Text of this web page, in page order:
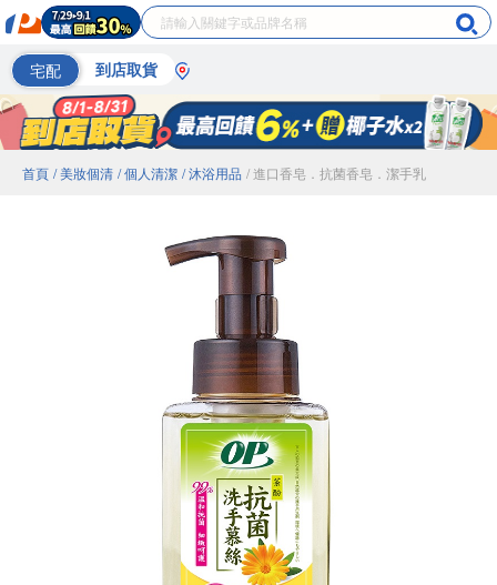
宅配 到店取貨
首頁 / 美妝個清 / 個人清潔 / 沐浴用品 / 進口香皂．抗菌香皂．潔手乳